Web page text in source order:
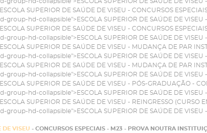
ESCOLA SUPERIOR DE SAÚDE DE VISEU - CONCURSOS
group-hd-collapsible"> ESCOLA SUPERIOR DE SAÚDE DE VISEU
ESCOLA SUPERIOR DE SAÚDE DE VISEU - CONCURSOS
group-hd-collapsible"> ESCOLA SUPERIOR DE SAÚDE DE VISEU
ESCOLA SUPERIOR DE SAÚDE DE VISEU - MUDANÇA DE PAR
group-hd-collapsible"> ESCOLA SUPERIOR DE SAÚDE DE VISEU
ESCOLA SUPERIOR DE SAÚDE DE VISEU - MUDANÇA DE PAR
group-hd-collapsible"> ESCOLA SUPERIOR DE SAÚDE DE VISEU
ESCOLA SUPERIOR DE SAÚDE DE VISEU - PÓS-GRADUAÇÃO -
group-hd-collapsible"> ESCOLA SUPERIOR DE SAÚDE DE VISEU
ESCOLA SUPERIOR DE SAÚDE DE VISEU - REINGRESSO (CURSO
group-hd-collapsible"> ESCOLA SUPERIOR DE SAÚDE DE VISEU
DE VISEU - CONCURSOS ESPECIAIS - M23 - PROVA NOUTRA